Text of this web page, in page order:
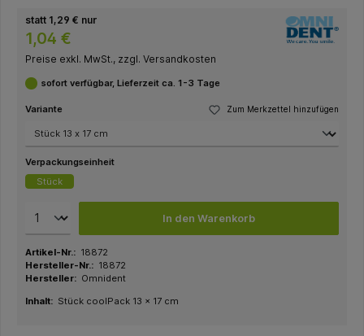
statt 1,29 € nur
1,04 €
Preise exkl. MwSt., zzgl. Versandkosten
sofort verfügbar, Lieferzeit ca. 1-3 Tage
Zum Merkzettel hinzufügen
Variante
Verpackungseinheit
Stück
In den Warenkorb
Artikel-Nr.: 18872
Hersteller-Nr.: 18872
Hersteller: Omnident
Inhalt: Stück coolPack 13 x 17 cm